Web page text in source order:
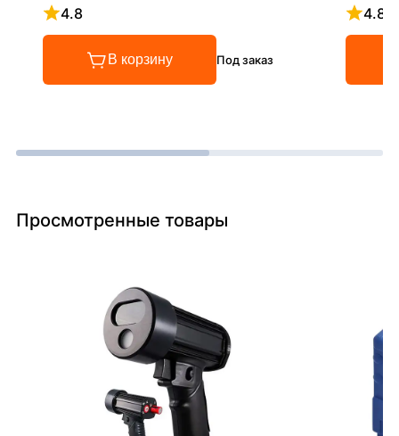
4.8
Рейтинг 4.8 из 5
В корзину Под заказ
4.8
Просмотренные товары